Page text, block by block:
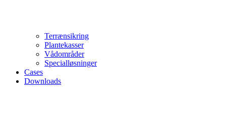
Terrænsikring
Plantekasser
Vådområder
Specialløsninger
Cases
Downloads